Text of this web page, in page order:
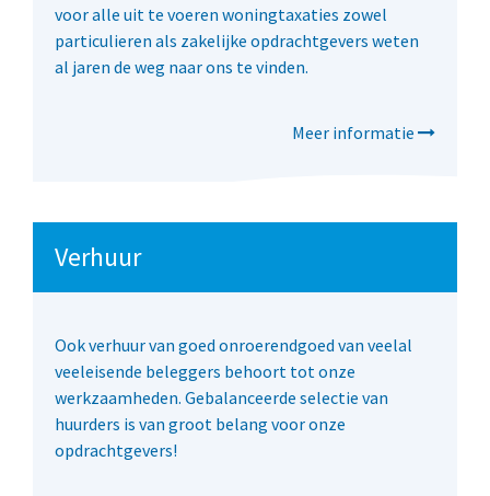
voor alle uit te voeren woningtaxaties zowel
particulieren als zakelijke opdrachtgevers weten
al jaren de weg naar ons te vinden.
Meer informatie
Verhuur
Ook verhuur van goed onroerendgoed van veelal
veeleisende beleggers behoort tot onze
werkzaamheden. Gebalanceerde selectie van
huurders is van groot belang voor onze
opdrachtgevers!